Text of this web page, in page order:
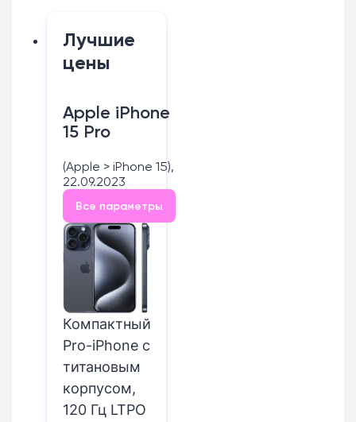
Лучшие
цены
Apple iPhone
15 Pro
(Apple > iPhone 15),
22.09.2023
Все параметры
Компактный
Pro-iPhone с
титановым
корпусом,
120 Гц LTPO